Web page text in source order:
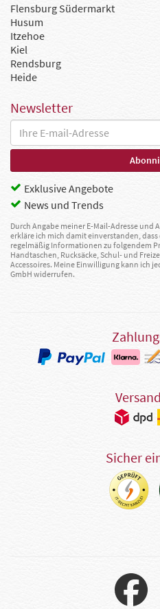
Flensburg Südermarkt
Husum
Itzehoe
Kiel
Rendsburg
Heide
Newsletter
Exklusive Angebote
News und Trends
Durch Angabe meiner E-Mail-Adresse und
erkläre ich mich damit einverstanden,
regelmäßig Informationen zu folgendem
Handtaschen, Rucksäcke, Schul- und
Accessoires. Meine Einwilligung kann ich
GmbH widerrufen.
Sicher